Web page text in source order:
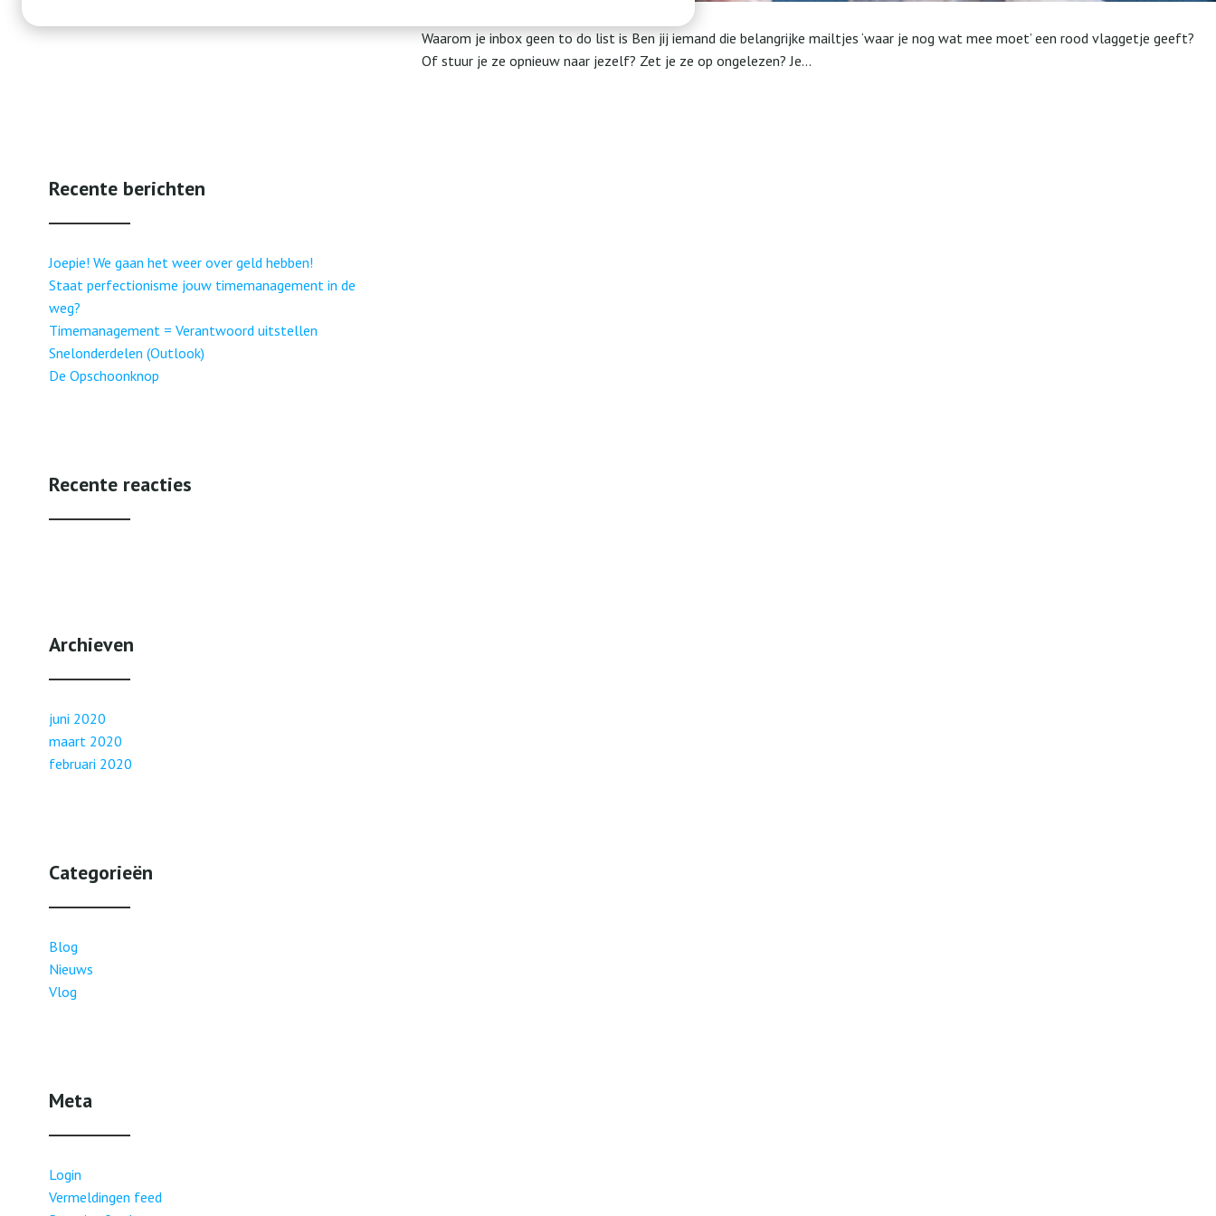
Recente berichten
Joepie! We gaan het weer over geld hebben!
Staat perfectionisme jouw timemanagement in de
weg?
Timemanagement = Verantwoord uitstellen
Snelonderdelen (Outlook)
De Opschoonknop
Recente reacties
Archieven
juni 2020
maart 2020
februari 2020
Categorieën
Blog
Nieuws
Vlog
Meta
Login
Vermeldingen feed
Waarom je inbox geen to do list is Ben jij iemand die belangrijke mailtjes ‘waar je nog wat mee moet’ een rood vlaggetje geeft?
Of stuur je ze opnieuw naar jezelf? Zet je ze op ongelezen? Je...